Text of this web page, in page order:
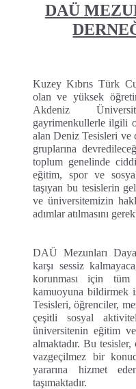
DAÜ
Kuzey Kıbrıs Türk
olan ve yüksek
Akdeniz
gayrimenkullerle ilgili
alan Deniz Tesisleri ve
gruplarına
toplum genelinde
eğitim, spor ve
taşıyan bu tesislerin
ve üniversitemizin
adımlar atılmasını
DAÜ Mezunları
karşı sessiz
korunması için tüm
kamuoyuna bildirmek
Tesisleri, öğrenciler,
çeşitli sosyal
üniversitenin eğitim
almaktadır. Bu
vazgeçilmez bir
yararına hizmet
taşımaktadır.